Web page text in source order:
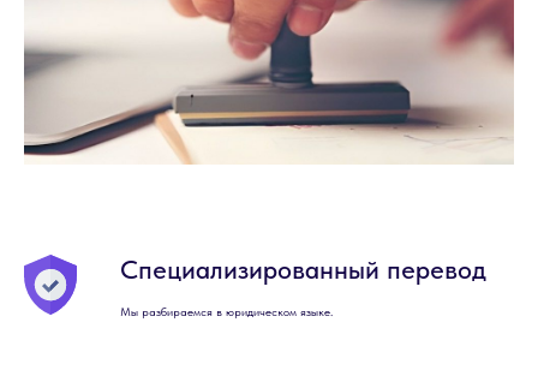
Специализированный перевод
Мы разбираемся в юридическом языке.